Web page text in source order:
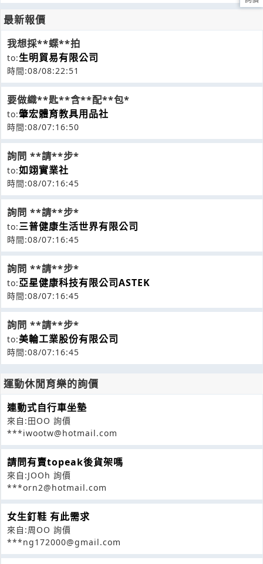
最新報價
我想採**蝶**拍
to:生明貿易有限公司
時間:08/08:22:51
要做織**匙**含**配**包*
to:肇宏體育教具用品社
時間:08/07:16:50
詢問 **請**步*
to:如翊實業社
時間:08/07:16:45
詢問 **請**步*
to:三普健康生活世界有限公司
時間:08/07:16:45
詢問 **請**步*
to:亞星健康科技有限公司ASTEK
時間:08/07:16:45
詢問 **請**步*
to:美輪工業股份有限公司
時間:08/07:16:45
運動休閒育樂的詢價
連動式自行車坐墊
來自:田OO 詢價
***iwootw@hotmail.com
請問有賣topeak後貨架嗎
來自:JOOh 詢價
***orn2@hotmail.com
女生釘鞋 有此需求
來自:周OO 詢價
***ng172000@gmail.com